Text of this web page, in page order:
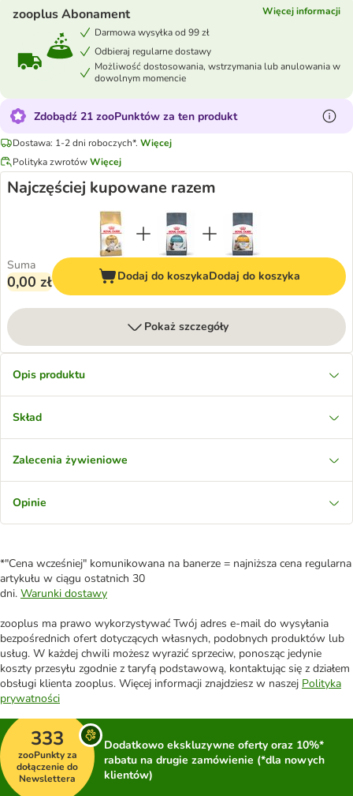
zooplus Abonament
Więcej informacji
Darmowa wysyłka od 99 zł
Odbieraj regularne dostawy
Możliwość dostosowania, wstrzymania lub anulowania w
dowolnym momencie
Zdobądź 21 zooPunktów za ten produkt
Dostawa: 1-2 dni roboczych*. Więcej
Polityka zwrotówWięcej
Najczęściej kupowane razem
Suma
0,00 zł Dodaj do koszykaDodaj do koszyka
Pokaż szczegóły
Opis produktu
Skład
Zalecenia żywieniowe
Opinie
*"Cena wcześniej" komunikowana na banerze = najniższa cena regularna
artykułu w ciągu ostatnich 30
dni. Warunki dostawy
zooplus ma prawo wykorzystywać Twój adres e-mail do wysyłania
bezpośrednich ofert dotyczących własnych, podobnych produktów lub
usług. W każdej chwili możesz wyrazić sprzeciw, ponosząc jedynie
koszty przesyłu zgodnie z taryfą podstawową, kontaktując się z działem
obsługi klienta zooplus. Więcej informacji znajdziesz w naszej Polityka
prywatności
333
zooPunkty za
dołączenie do
Newslettera
Dodatkowo ekskluzywne oferty oraz 10%*
rabatu na drugie zamówienie (*dla nowych
klientów)